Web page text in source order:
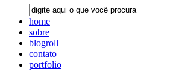
home
sobre
blogroll
contato
portfolio